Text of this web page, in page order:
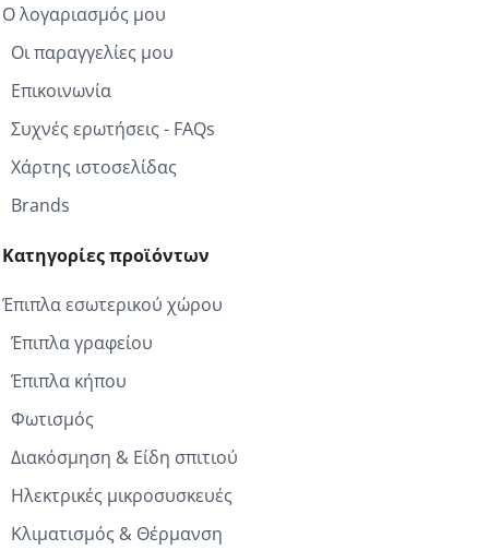
Ο λογαριασμός μου
Οι παραγγελίες μου
Επικοινωνία
Συχνές ερωτήσεις - FAQs
Χάρτης ιστοσελίδας
Brands
Κατηγορίες προϊόντων
Έπιπλα εσωτερικού χώρου
Έπιπλα γραφείου
Έπιπλα κήπου
Φωτισμός
Διακόσμηση & Είδη σπιτιού
Ηλεκτρικές μικροσυσκευές
Κλιματισμός & Θέρμανση